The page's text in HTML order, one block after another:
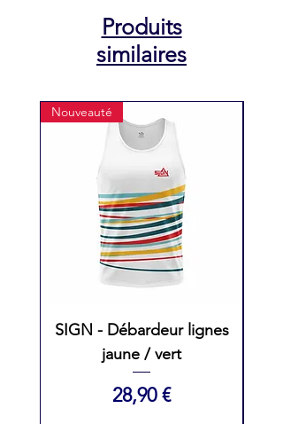
Produits
similaires
Nouveauté
SIGN - Débardeur lignes
jaune / vert
Prix
28,90 €